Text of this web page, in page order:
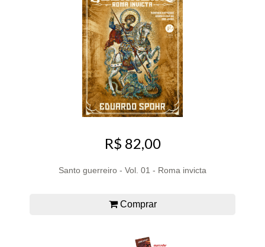
R$ 82,00
Santo guerreiro - Vol. 01 - Roma invicta
Comprar